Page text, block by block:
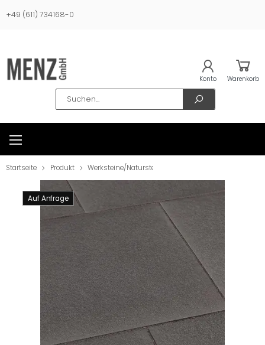
+49 (611) 734168-0
Search
Konto Warenkorb
Startseite Produkt Werksteine/Natursteine
Auf Anfrage